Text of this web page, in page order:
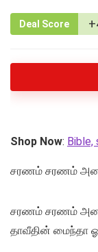
Deal Score
Shop Now: Bible,
சரணம் சரணம்
சரணம் சரணம்
தாவீதின் மைந்தா